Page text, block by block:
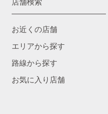
店舗検索
お近くの店舗
エリアから探す
路線から探す
お気に入り店舗